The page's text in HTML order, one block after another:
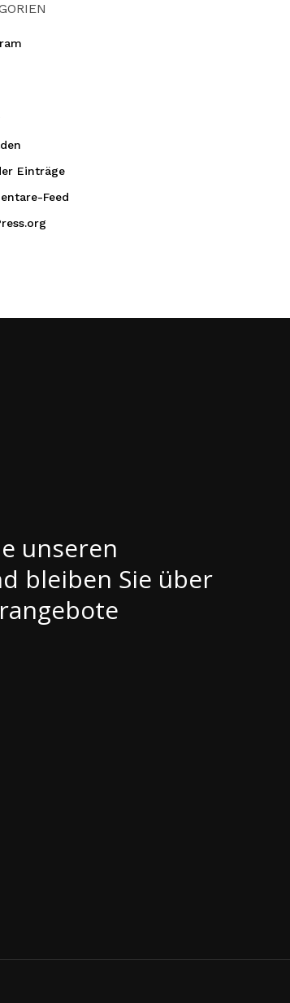
Einträge
Feed
unseren
bleiben Sie über